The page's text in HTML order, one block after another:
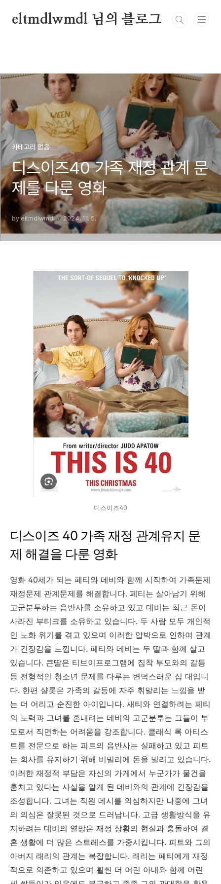
eltmdlwmdl 님의 블로그
카테고리 없음
디스이즈40 가족 재정 관계 문
제를 다룬 영화
by eltmdlwmdl 2024. 11. 5.
디스이즈40
디스이즈 40 가족 재정 관계유지 문
제 해결을 다룬 영화
영화 40세가 되는 페티와 데비와 함께 시작하여 가족문제
재정문제 관계문제를 해결합니다. 페티는 살아남기 위해
고군분투하는 음반사를 소유하고 있고 데비는 최근 돈이
사라진 부티크를 소유하고 있습니다. 두 사람 모두 개인적
인 노화 위기를 겪고 있으며 이러한 압박으로 인하여 관계
가 긴장감을 느낍니다. 페티와 데비는 두 딸과 함께 살고
있습니다. 큰딸은 티브이프로그램에 집착 부모와의 갈등
등 전형적인 청소년 문제를 다루는 변덕스러운 십 대입니
다. 한편 샬롯은 가족의 갈등에 자주 휘말리는 느낌을 받
는 더 어리고 순진한 아이입니다. 새티와 연결하려는 페티
의 노력과 그녀를 혼내려는 데비의 고군분투는 그들이 부
모로서 직면하는 어려움을 강조합니다. 클래식 록 아티스
트를 전문으로 하는 피트의 음반사는 실패하고 있고 피트
는 회사를 유지하기 위해 비밀리에 돈을 빌리고 있습니다.
이러한 재정적 부담은 자신의 가게에서 누군가가 물건을
훔치고 있다는 사실을 알게 된 데비와의 관계에 긴장감을
조성합니다. 그녀는 직원 데시를 의심하지만 나중에 그녀
의 의심은 잘못된 것으로 드러납니다. 고급 생활방식을 유
지하려는 데비의 열망은 재정 상황의 현실과 충돌하여 결
혼 생활에 더 많은 스트레스를 가중시킵니다. 피트와 그의
아버지 래리의 관계는 복잡합니다. 래리는 페티에게 재정
적으로 의존하고 있으며 훨씬 더 어린 아내와 함께 어린